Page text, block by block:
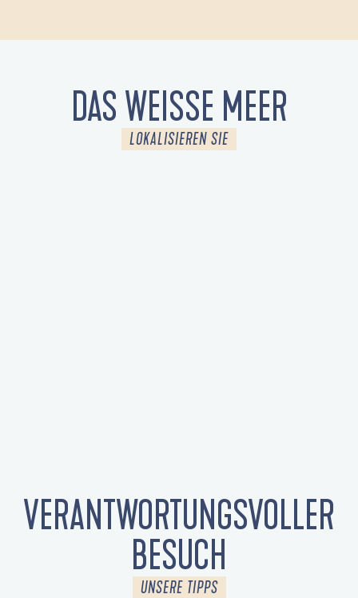
DAS WEISSE MEER
LOKALISIEREN SIE
VERANTWORTUNGSVOLLER
BESUCH
UNSERE TIPPS